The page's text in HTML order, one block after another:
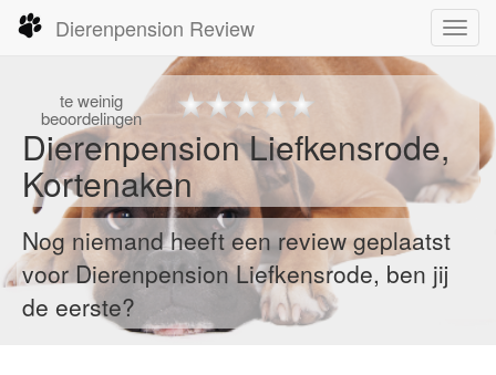
Dierenpension Review
teweinig
beoordelingen
Dierenpension Liefkensrode,
Kortenaken
Nog niemand heeft een review geplaatst
voor Dierenpension Liefkensrode, ben jij
de eerste?